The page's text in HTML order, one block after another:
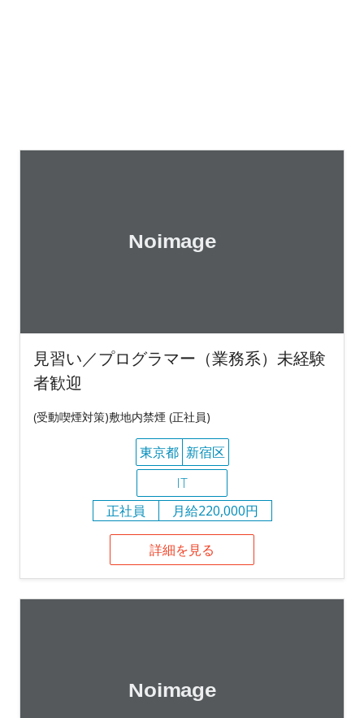
見習い／プログラマー（業務系）未経験
者歓迎
(受動喫煙対策)敷地内禁煙 (正社員)
東京都 新宿区
IT
正社員
月給220,000円
詳細を見る